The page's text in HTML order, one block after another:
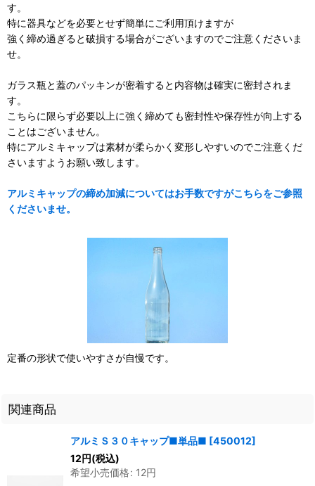
す。
特に器具などを必要とせず簡単にご利用頂けますが
強く締め過ぎると破損する場合がございますのでご注意くださいま
せ。
ガラス瓶と蓋のパッキンが密着すると内容物は確実に密封されま
す。
こちらに限らず必要以上に強く締めても密封性や保存性が向上する
ことはございません。
特にアルミキャップは素材が柔らかく変形しやすいのでご注意くだ
さいますようお願い致します。
アルミキャップの締め加減についてはお手数ですがこちらをご参照
くださいませ。
定番の形状で使いやすさが自慢です。
関連商品
アルミＳ３０キャップ■単品■ [450012]
12円(税込)
希望小売価格: 12円